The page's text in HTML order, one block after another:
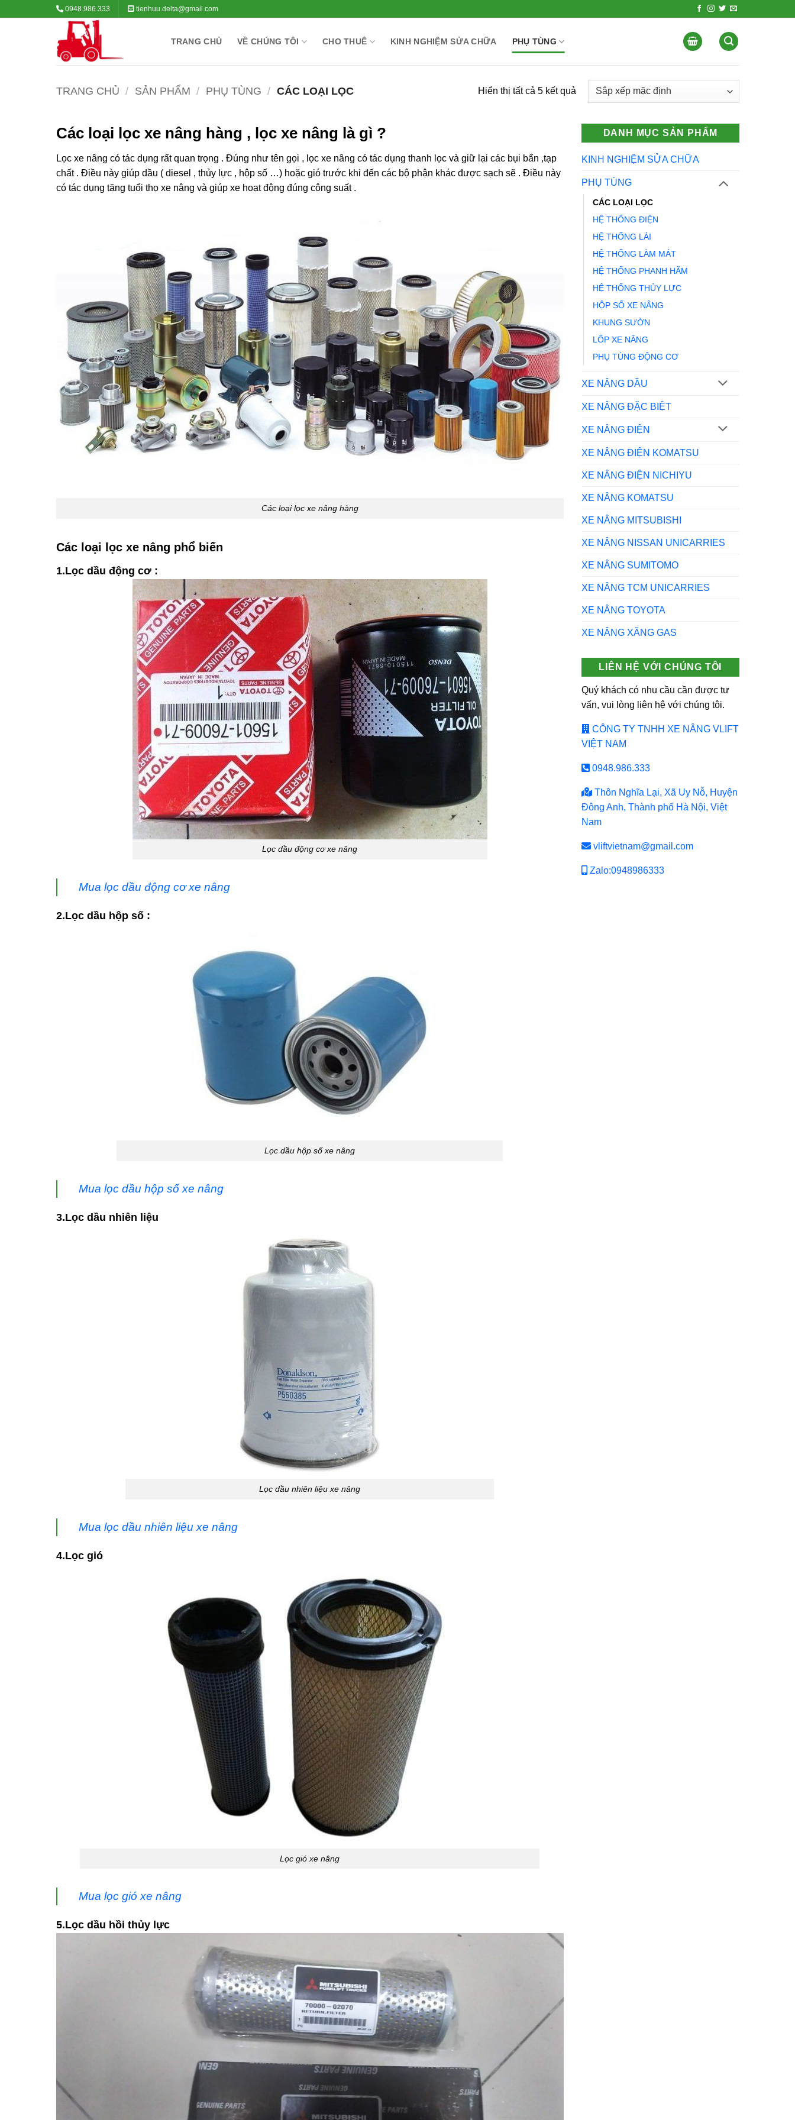
0948.986.333 tienhuu.delta@gmail.com
TRANG CHỦ VỀ CHÚNG TÔI CHO THUÊ KINH NGHIỆM SỬA CHỮA PHỤ TÙNG
TRANG CHỦ / SẢN PHẨM / PHỤ TÙNG / CÁC LOẠI LỌC Hiển thị tất cả 5 kết quả
Các loại lọc xe nâng hàng , lọc xe nâng là gì ?
Lọc xe nâng có tác dụng rất quan trọng . Đúng như tên gọi , lọc xe nâng có tác dụng thanh lọc và giữ lại các bụi bẩn ,tạp
chất . Điều này giúp dầu ( diesel , thủy lực , hộp số …) hoặc gió trước khi đến các bộ phận khác được sạch sẽ . Điều này
có tác dụng tăng tuổi thọ xe nâng và giúp xe hoạt động đúng công suất .
Các loại lọc xe nâng hàng
Các loại lọc xe nâng phổ biến
1.Lọc dầu động cơ :
Lọc dầu động cơ xe nâng
Mua lọc dầu động cơ xe nâng
2.Lọc dầu hộp số :
Lọc dầu hộp số xe nâng
Mua lọc dầu hộp số xe nâng
3.Lọc dầu nhiên liệu
Lọc dầu nhiên liệu xe nâng
Mua lọc dầu nhiên liệu xe nâng
4.Lọc gió
Lọc gió xe nâng
Mua lọc gió xe nâng
5.Lọc dầu hồi thủy lực
DANH MỤC SẢN PHẨM
KINH NGHIỆM SỬA CHỮA
PHỤ TÙNG
CÁC LOẠI LỌC
HỆ THỐNG ĐIỆN
HỆ THỐNG LÁI
HỆ THỐNG LÀM MÁT
HỆ THỐNG PHANH HÃM
HỆ THỐNG THỦY LỰC
HỘP SỐ XE NÂNG
KHUNG SƯỜN
LỐP XE NÂNG
PHỤ TÙNG ĐỘNG CƠ
XE NÂNG DẦU
XE NÂNG ĐẶC BIỆT
XE NÂNG ĐIỆN
XE NÂNG ĐIỆN KOMATSU
XE NÂNG ĐIỆN NICHIYU
XE NÂNG KOMATSU
XE NÂNG MITSUBISHI
XE NÂNG NISSAN UNICARRIES
XE NÂNG SUMITOMO
XE NÂNG TCM UNICARRIES
XE NÂNG TOYOTA
XE NÂNG XĂNG GAS
LIÊN HỆ VỚI CHÚNG TÔI
Quý khách có nhu cầu cần được tư
vấn, vui lòng liên hệ với chúng tôi.
CÔNG TY TNHH XE NÂNG VLIFT
VIỆT NAM
0948.986.333
Thôn Nghĩa Lại, Xã Uy Nỗ, Huyện
Đông Anh, Thành phố Hà Nội, Việt
Nam
vliftvietnam@gmail.com
Zalo:0948986333